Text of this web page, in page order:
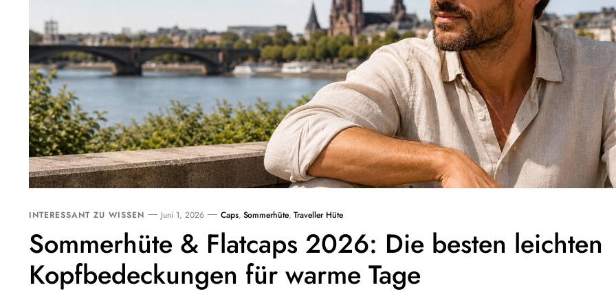
INTERESSANT ZU WISSEN Juni 1, 2026 Caps, Sommerhüte, Traveller Hüte
Sommerhüte & Flatcaps 2026: Die besten leichten
Kopfbedeckungen für warme Tage